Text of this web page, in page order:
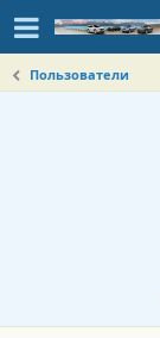
Пользователи